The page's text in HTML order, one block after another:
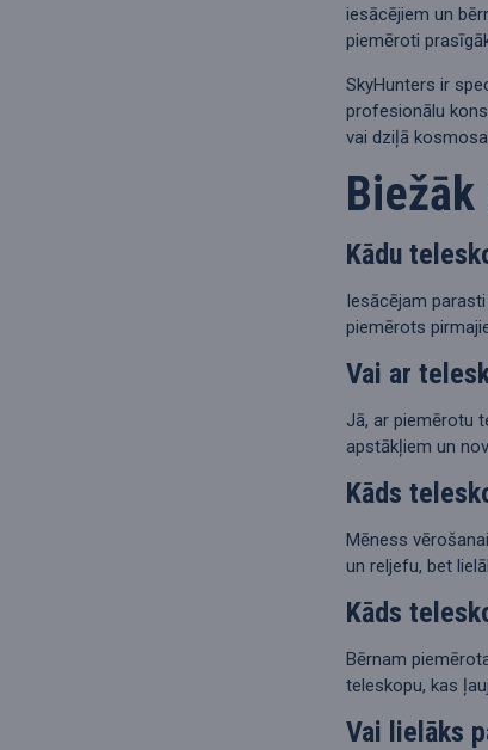
iesācējiem un
piemēroti
SkyHunters ir
profesionālu
vai dziļā
Kādu
Iesācējam
piemērots
Vai ar
Jā, ar piemērotu
apstākļiem un
Kāds
Mēness
un reljefu, bet
Kāds
Bērnam
teleskopu, kas
Vai lielāks